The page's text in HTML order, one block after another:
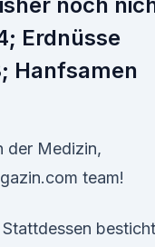
Erdnüsse
Hanfsamen
der Medizin,
team!
Stattdessen besticht